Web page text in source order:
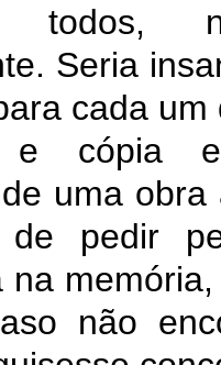
todos,
Seria
cada
e cópia
uma obra
pedir
na
não